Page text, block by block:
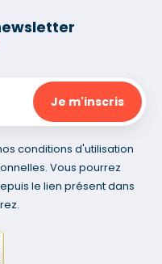
conditions d'utilisation
Vous pourrez
le lien présent dans